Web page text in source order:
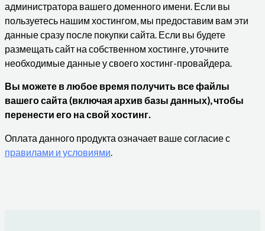
администратора вашего доменного имени. Если вы
пользуетесь нашим хостингом, мы предоставим вам эти
данные сразу после покупки сайта. Если вы будете
размещать сайт на собственном хостинге, уточните
необходимые данные у своего хостинг-провайдера.
Вы можете в любое время получить все файлы
вашего сайта (включая архив базы данных), чтобы
перенести его на свой хостинг.
Оплата данного продукта означает ваше согласие с
правилами и условиями.